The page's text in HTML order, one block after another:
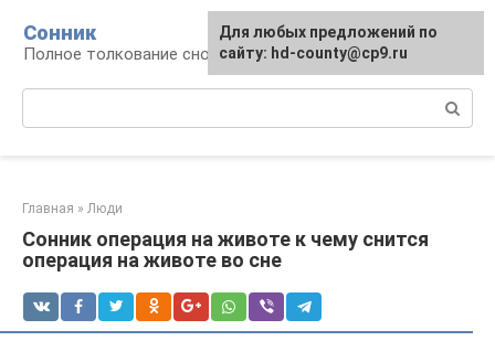
контенту
Сонник
Полное толкование снов
Главная » Люди
Сонник операция на животе к чему снится
операция на животе во сне
Для любых предложений по
сайту: hd-county@cp9.ru